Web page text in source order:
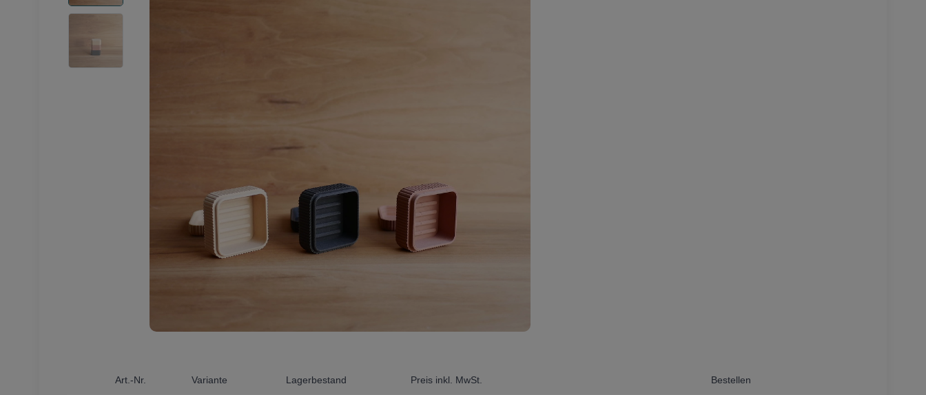
Art.-Nr. Variante Lagerbestand Preis inkl. MwSt. Bestellen